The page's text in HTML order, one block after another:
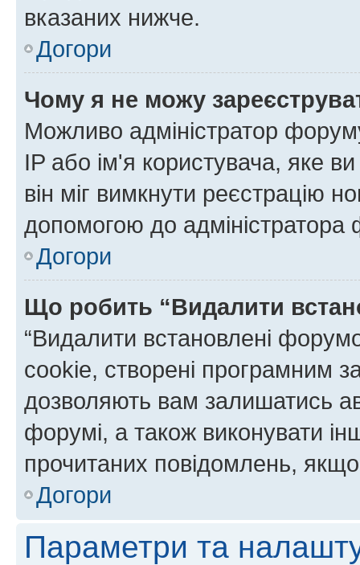
вказаних нижче.
Догори
Чому я не можу
Можливо адміністратор
IP або ім'я користувача, яке
він міг вимкнути реєстрацію
допомогою до адміністратора
Догори
Що робить “Видалити
“Видалити встановлені
cookie, створені програмним
дозволяють вам залишатись
форумі, а також виконувати
прочитаних повідомлень,
Догори
Параметри та